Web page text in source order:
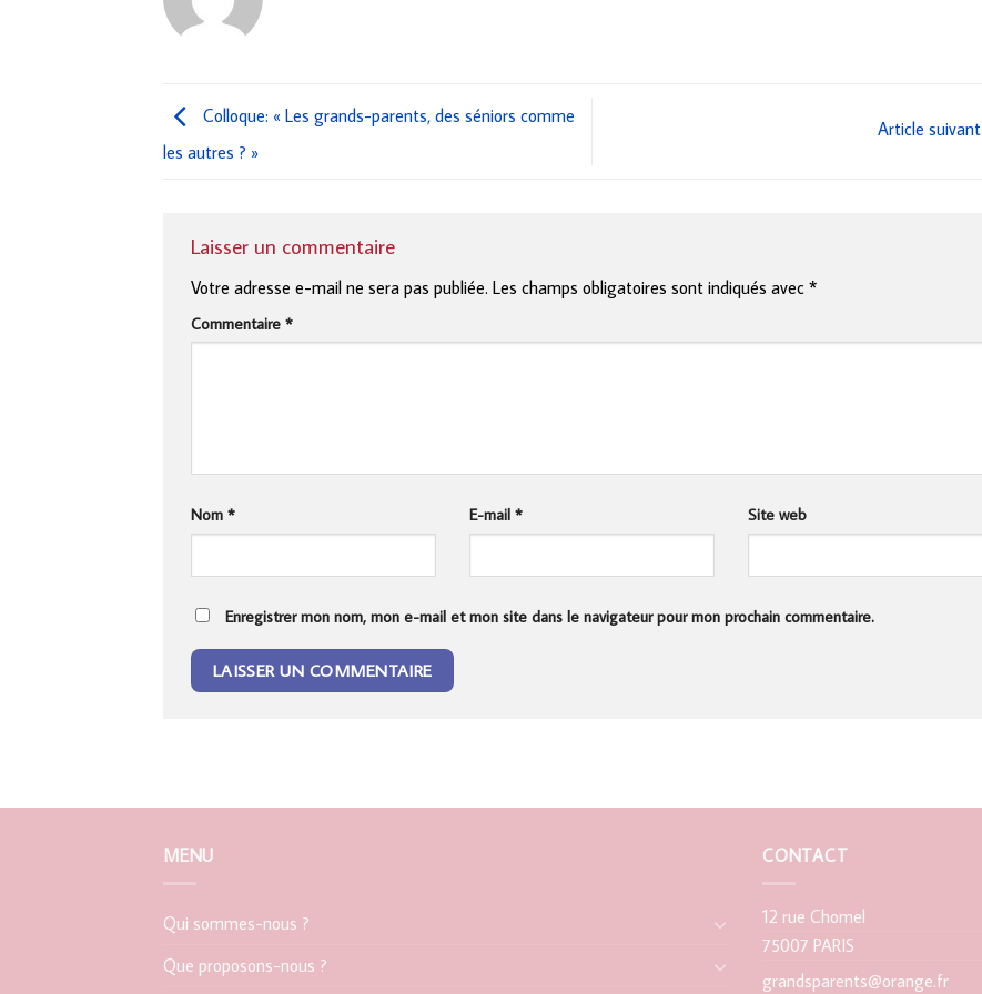
Colloque: « Les grands-parents, des séniors comme
les autres ? »
Article suivant
Laisser un commentaire
Votre adresse e-mail ne sera pas publiée. Les champs obligatoires sont indiqués avec *
Commentaire *
Nom * E-mail * Site web
Enregistrer mon nom, mon e-mail et mon site dans le navigateur pour mon prochain commentaire.
MENU
Qui sommes-nous ?
Que proposons-nous ?
CONTACT
12 rue Chomel
75007 PARIS
grandsparents@orange.fr